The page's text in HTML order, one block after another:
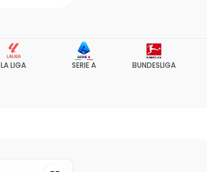
LA LIGA SERIE A BUNDESLIGA